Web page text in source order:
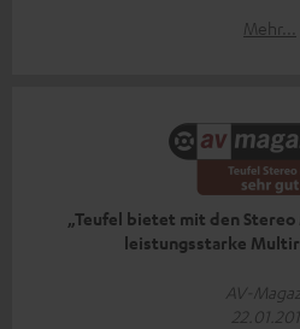
Mehr...
„Teufel bietet mit den
leistungsstarke
AV-